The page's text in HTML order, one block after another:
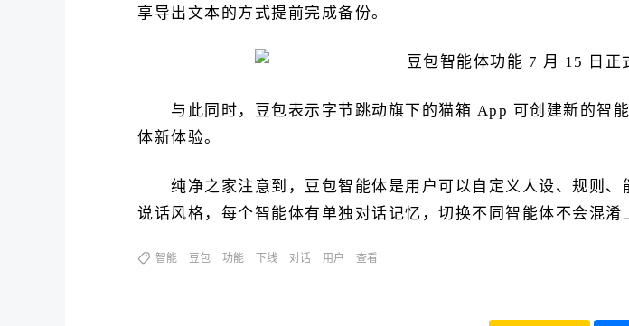
享导出文本的方式提前完成备份。
与此同时，豆包表示字节跳动旗下的猫箱 App 可创建新的智
体新体验。
纯净之家注意到，豆包智能体是用户可以自定义人设、规则、
说话风格，每个智能体有单独对话记忆，切换不同智能体不会混淆
智能 豆包 功能 下线 对话 用户 查看